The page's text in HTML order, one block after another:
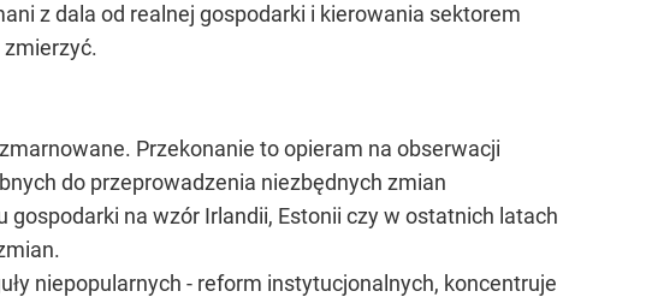
z dala od realnej gospodarki i kierowania sektorem
Przekonanie to opieram na obserwacji
do przeprowadzenia niezbędnych zmian
na wzór Irlandii, Estonii czy w ostatnich latach
niepopularnych - reform instytucjonalnych, koncentruje